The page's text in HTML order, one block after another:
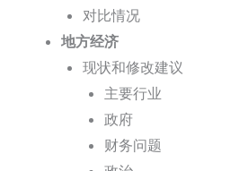
对比情况
地方经济
现状和修改建议
主要行业
政府
财务问题